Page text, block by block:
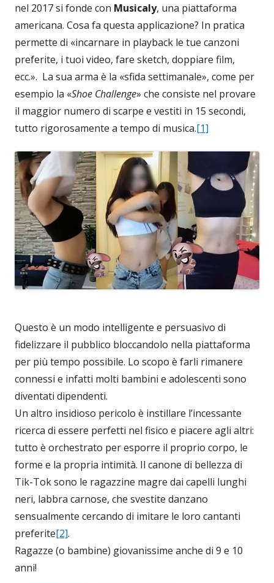
nel 2017 si fonde con Musicaly, una piattaforma
americana. Cosa fa questa applicazione? In pratica
permette di «incarnare in playback le tue canzoni
preferite, i tuoi video, fare sketch, doppiare film,
ecc.». La sua arma è la «sfida settimanale», come per
esempio la «Shoe Challenge» che consiste nel provare
il maggior numero di scarpe e vestiti in 15 secondi,
tutto rigorosamente a tempo di musica.[1]
Questo è un modo intelligente e persuasivo di
fidelizzare il pubblico bloccandolo nella piattaforma
per più tempo possibile. Lo scopo è farli rimanere
connessi e infatti molti bambini e adolescenti sono
diventati dipendenti.
Un altro insidioso pericolo è instillare l’incessante
ricerca di essere perfetti nel fisico e piacere agli altri:
tutto è orchestrato per esporre il proprio corpo, le
forme e la propria intimità. Il canone di bellezza di
Tik-Tok sono le ragazzine magre dai capelli lunghi
neri, labbra carnose, che svestite danzano
sensualmente cercando di imitare le loro cantanti
preferite[2].
Ragazze (o bambine) giovanissime anche di 9 e 10
anni!